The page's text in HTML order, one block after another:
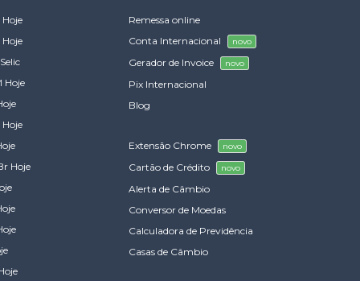
Hoje
Hoje
Hoje
Hoje
Hoje
Remessa online
Conta Internacional
novo
Gerador de Invoice novo
Pix Internacional
Blog
Extensão Chrome novo
Cartão de Crédito novo
Alerta de Câmbio
Conversor de Moedas
Calculadora de Previdência
Casas de Câmbio